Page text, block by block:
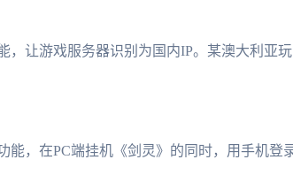
，让游戏服务器识别为国内IP。某澳大利亚
能，在PC端挂机《剑灵》的同时，用手机登